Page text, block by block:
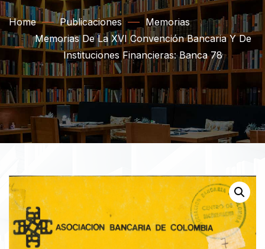
Home Publicaciones
Memorias
Memorias De La XVI Convención Bancaria Y De
Instituciones Financieras: Banca 78